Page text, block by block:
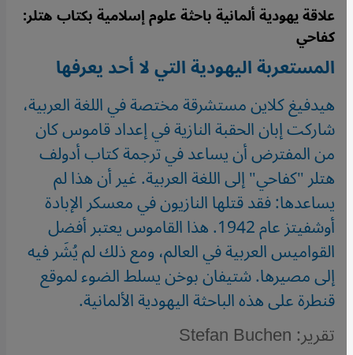
علاقة يهودية ألمانية باحثة علوم إسلامية بكتاب هتلر:
كفاحي
المستعربة اليهودية التي لا أحد يعرفها
هيدفيغ كلاين مستشرقة مختصة في اللغة العربية،
شاركت إبان الحقبة النازية في إعداد قاموس كان
من المفترض أن يساعد في ترجمة كتاب أدولف
هتلر "كفاحي" إلى اللغة العربية. غير أن هذا لم
يساعدها: فقد قتلها النازيون في معسكر الإبادة
أوشفيتز عام 1942. هذا القاموس يعتبر أفضل
القواميس العربية في العالم، ومع ذلك لم يُشَر فيه
إلى مصيرها. شتيفان بوخن يسلط الضوء لموقع
قنطرة على هذه الباحثة اليهودية الألمانية.
تقرير: Stefan Buchen